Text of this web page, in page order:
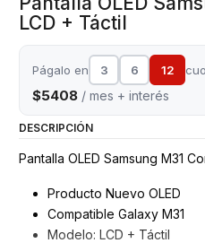
LCD + Táctil
Págalo en 3 6 12
$5408 / mes + interés
DESCRIPCIÓN
Pantalla OLED Samsung M31
Producto Nuevo OLED
Compatible Galaxy M31
Modelo: LCD + Táctil